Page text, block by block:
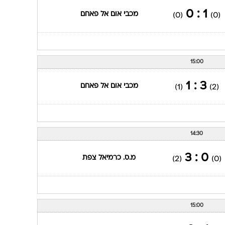
(0)
1 : 0
(0) מכבי אום אל פאחם
15:00
(2)
3 : 1
(1) מכבי אום אל פאחם
14:30
(0)
0 : 3
(2) מ.ס. כרמיאל צפת
15:00